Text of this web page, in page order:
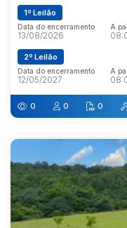
1º Leilão
Data do encerramento
13/08/2026
A
2º Leilão
Data do encerramento
12/05/2027
A
0 0 0